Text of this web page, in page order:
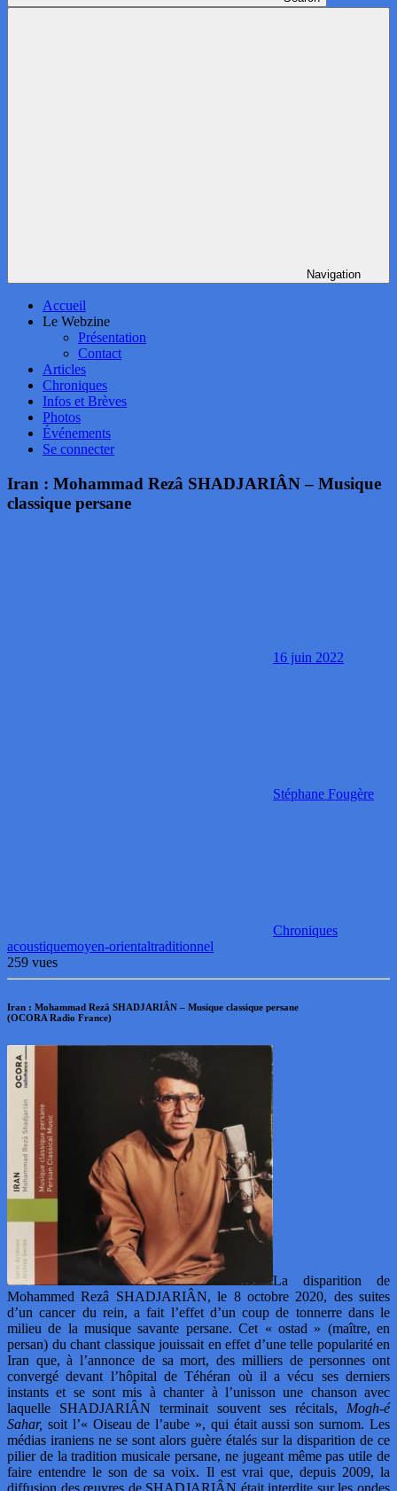
Navigation
Accueil
Le Webzine
Présentation
Contact
Articles
Chroniques
Infos et Brèves
Photos
Événements
Se connecter
Iran : Mohammad Rezâ SHADJARIÂN – Musique
classique persane
16 juin 2022
Stéphane Fougère
Chroniques
acoustiquemoyen-orientaltraditionnel
259 vues
Iran : Mohammad Rezâ SHADJARIÂN – Musique classique persane
(OCORA Radio France)
La disparition de
Mohammed Rezâ SHADJARIÂN, le 8 octobre 2020, des suites
d’un cancer du rein, a fait l’effet d’un coup de tonnerre dans le
milieu de la musique savante persane. Cet « ostad » (maître, en
persan) du chant classique jouissait en effet d’une telle popularité en
Iran que, à l’annonce de sa mort, des milliers de personnes ont
convergé devant l’hôpital de Téhéran où il a vécu ses derniers
instants et se sont mis à chanter à l’unisson une chanson avec
laquelle SHADJARIÂN terminait souvent ses récitals, Mogh-é
Sahar, soit l’« Oiseau de l’aube », qui était aussi son surnom. Les
médias iraniens ne se sont alors guère étalés sur la disparition de ce
pilier de la tradition musicale persane, ne jugeant même pas utile de
faire entendre le son de sa voix. Il est vrai que, depuis 2009, la